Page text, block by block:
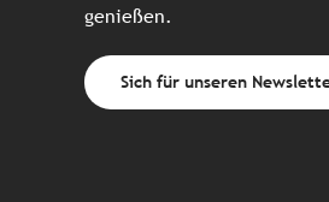
genießen.
Sich für unseren